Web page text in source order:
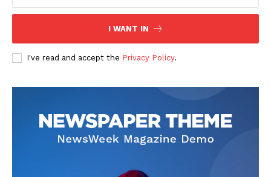
I WANT IN
I've read and accept the Privacy Policy.